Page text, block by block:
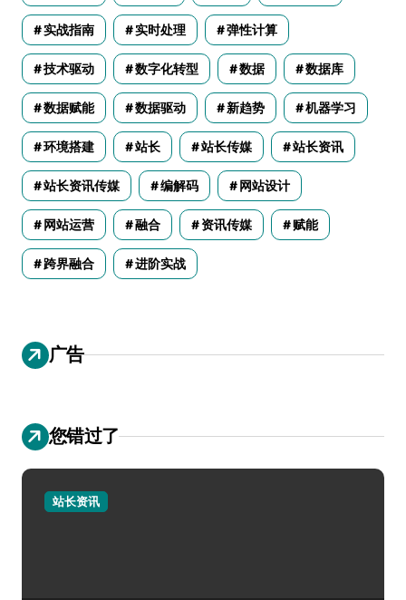
实战指南 实时处理 弹性计算
技术驱动 数字化转型 数据 数据库
数据赋能 数据驱动 新趋势 机器学习
环境搭建 站长 站长传媒 站长资讯
站长资讯传媒 编解码 网站设计
网站运营 融合 资讯传媒 赋能
跨界融合 进阶实战
广告
您错过了
站长资讯